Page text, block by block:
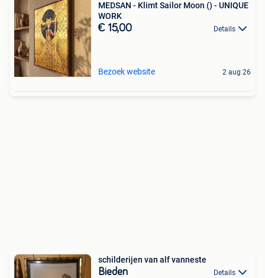
MEDSAN - Klimt Sailor Moon () - UNIQUE
WORK
€ 15,00 Details
Bezoek website 2 aug 26
schilderijen van alf vanneste
Bieden Details